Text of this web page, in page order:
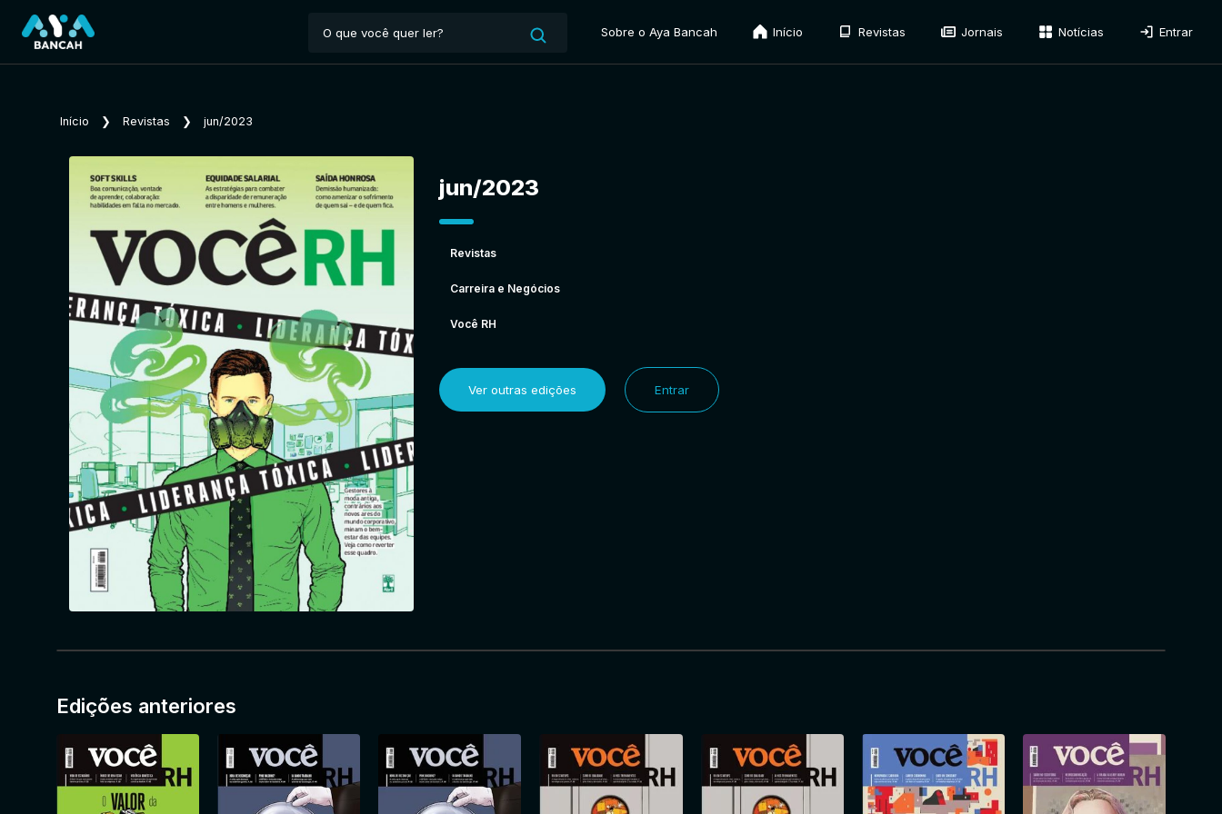
Sobre o Aya Bancah Início Revistas Jornais Notícias Entrar
Início ❯ Revistas ❯ jun/2023
jun/2023
Revistas
Carreira e Negócios
Você RH
Ver outras edições Entrar
Edições anteriores